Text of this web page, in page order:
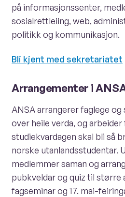
på informasjonssenter,
sosialrettleiing, web,
politikk og kommunikasjon.
Bli kjent med sekretariatet
Arrangementer i
ANSA arrangerer faglege
over heile verda, og
studiekvardagen skal bli så
norske utanlandsstudentar.
medlemmer saman og
pubkveldar og quiz til større
fagseminar og 17. mai-